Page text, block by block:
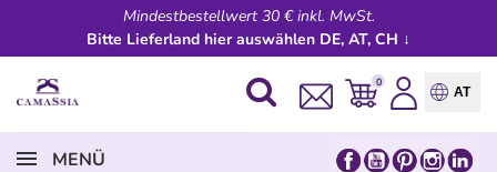
Mindestbestellwert 30 € inkl. MwSt.
Bitte Lieferland hier auswählen DE, AT, CH ↓
0
AT
MENÜ